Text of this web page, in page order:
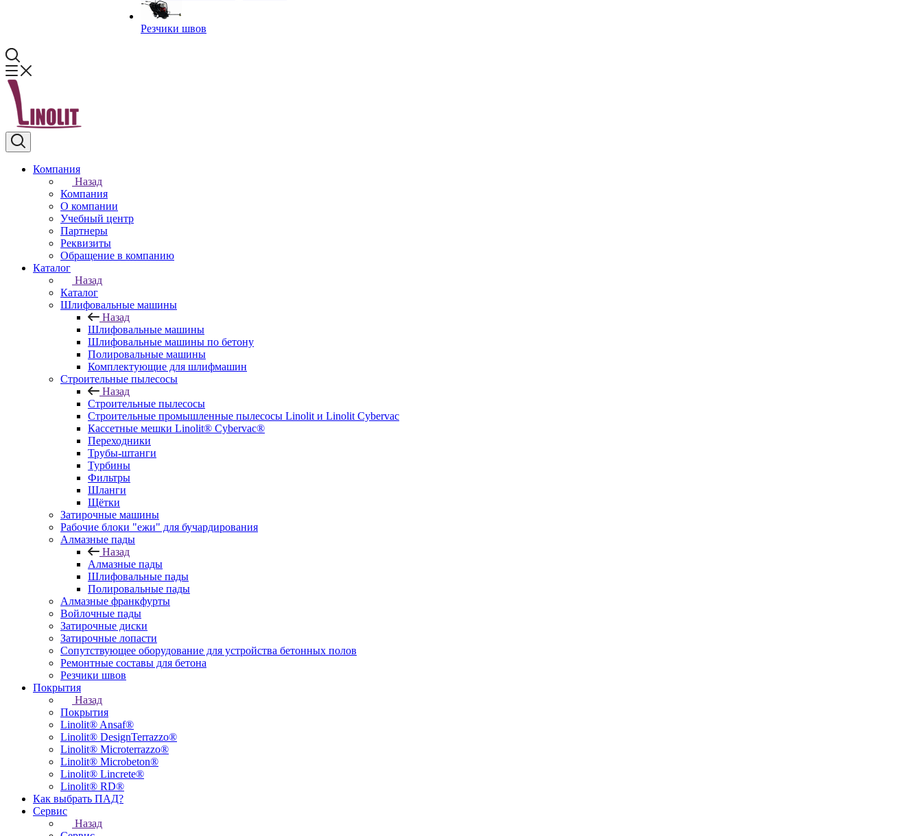
Резчики швов
Компания
Назад
Компания
О компании
Учебный центр
Партнеры
Реквизиты
Обращение в компанию
Каталог
Назад
Каталог
Шлифовальные машины
Назад
Шлифовальные машины
Шлифовальные машины по бетону
Полировальные машины
Комплектующие для шлифмашин
Строительные пылесосы
Назад
Строительные пылесосы
Строительные промышленные пылесосы Linolit и Linolit Cybervac
Кассетные мешки Linolit® Cybervac®
Переходники
Трубы-штанги
Турбины
Фильтры
Шланги
Щётки
Затирочные машины
Рабочие блоки "ежи" для бучардирования
Алмазные пады
Назад
Алмазные пады
Шлифовальные пады
Полировальные пады
Алмазные франкфурты
Войлочные пады
Затирочные диски
Затирочные лопасти
Сопутствующее оборудование для устройства бетонных полов
Ремонтные составы для бетона
Резчики швов
Покрытия
Назад
Покрытия
Linolit® Ansaf®
Linolit® DesignTerrazzo®
Linolit® Microterrazzo®
Linolit® Microbeton®
Linolit® Lincrete®
Linolit® RD®
Как выбрать ПАД?
Сервис
Назад